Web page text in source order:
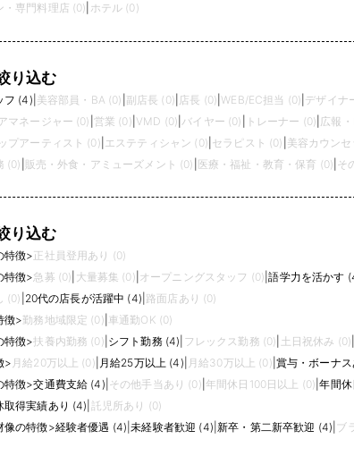
・専門料理店 (0) ホテル (0)
り込む
フ (4) 美容部員・BA (0) 副店長 (0) 店長 (0) WEB/EC担当 (0) デザイナ
マネージャー (0) 営業 (0) VMD (0) バイヤー (0) トレーナー (0) 広報
プアーティスト (0) エステティシャン (0) セラピスト (0) 美容カウン
(0) 販売・外食・アミューズメント (0) 医療・福祉・教育・保育 (0) そ
り込む
特徴>正社員登用あり (0)
特徴>急募 (0) 大量募集 (0) オープニングスタッフ (0) |語学力を活かす
(0) 20代の店長が活躍中 (4) 路面店あり (0)
徴>勤務地域限定 (0) 車通勤OK (0)
特徴>扶養内勤務 (0) シフト勤務 (4) フレックス勤務 (0) 土日祝休み (0)
> 月給20万以上 (0) 月給25万以上 (4) 月給30万以上 (0) 賞与・ボーナ
特徴>交通費支給 (4) その他手当あり (0) 年間休日100日以上 (0) |年間
取得実績あり (4) 託児所あり (0)
像の特徴>経験者優遇 (4) |未経験者歓迎 (4) |新卒・第二新卒歓迎 (4) ブ